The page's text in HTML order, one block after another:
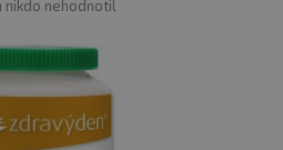
nikdo nehodnotil